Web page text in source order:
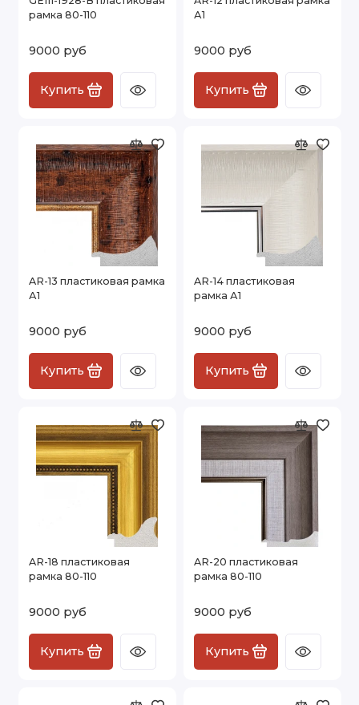
рамка 80-110
9000 руб
Купить
А1
9000 руб
Купить
AR-13 пластиковая рамка
А1
9000 руб
Купить
AR-14 пластиковая
рамка А1
9000 руб
Купить
AR-18 пластиковая
рамка 80-110
9000 руб
Купить
AR-20 пластиковая
рамка 80-110
9000 руб
Купить